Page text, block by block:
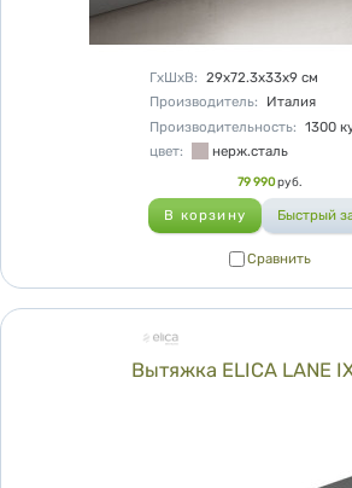
Характеристики
ГхШхВ: 29х72.3х33х9 см
Производитель:
Италия
Производительность: 1300
цвет: нерж.сталь
79 990руб.
Сравнить
Вытяжка ELICA LANE